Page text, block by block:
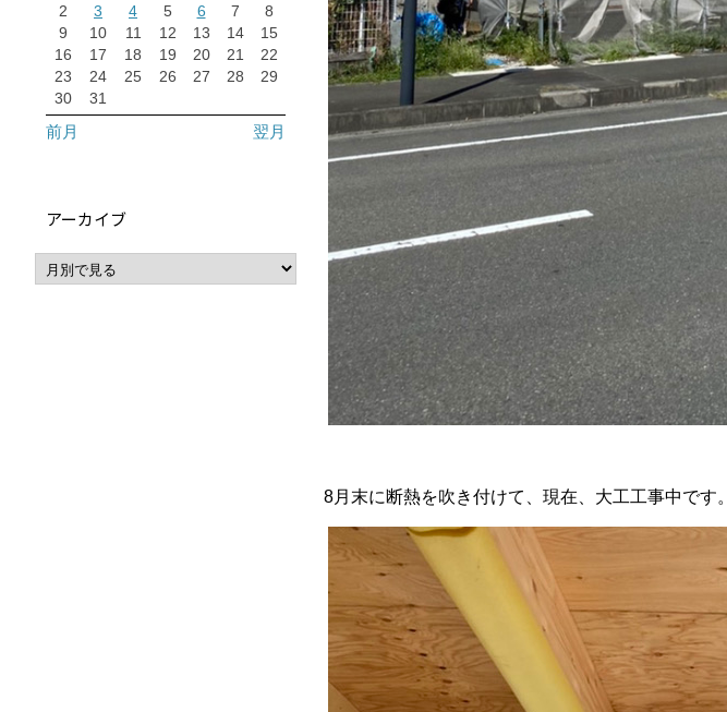
8月末に断熱を吹き付けて、現在、大工工事中です。
2
3 4 5 6 7
8
9
10 11 12 13 14
15
16
17 18 19 20 21
22
23
24 25 26 27 28
29
30
31
前月 翌月
アーカイブ